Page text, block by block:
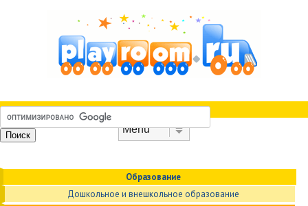
Образование
Дошкольное и внешкольное образование